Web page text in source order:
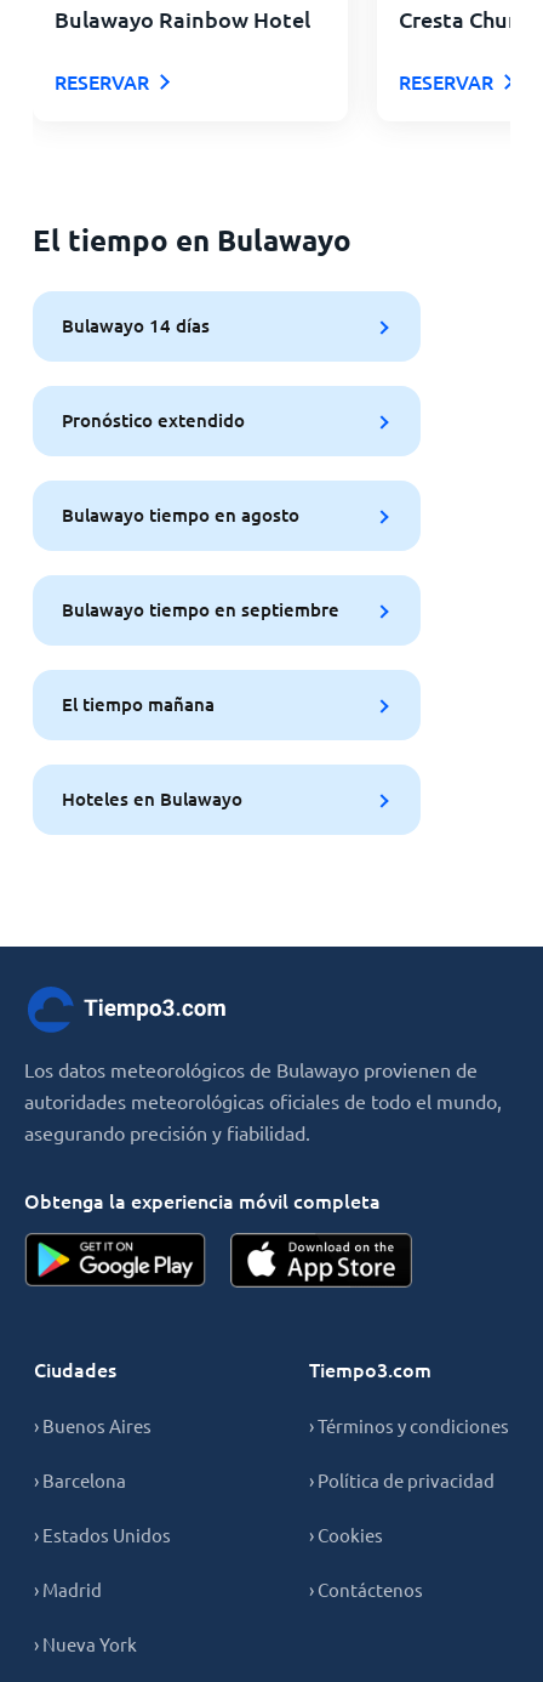
Bulawayo Rainbow Hotel
RESERVAR
Cresta
RESERVAR
El tiempo en Bulawayo
Bulawayo 14 días
Pronóstico extendido
Bulawayo tiempo en agosto
Bulawayo tiempo en septiembre
El tiempo mañana
Hoteles en Bulawayo
Los datos meteorológicos de Bulawayo provienen de
autoridades meteorológicas oficiales de todo el mundo,
asegurando precisión y fiabilidad.
Obtenga la experiencia móvil completa
Ciudades
› Buenos Aires
› Barcelona
› Estados Unidos
› Madrid
› Nueva York
Tiempo3.com
› Términos y condiciones
› Política de privacidad
› Cookies
› Contáctenos